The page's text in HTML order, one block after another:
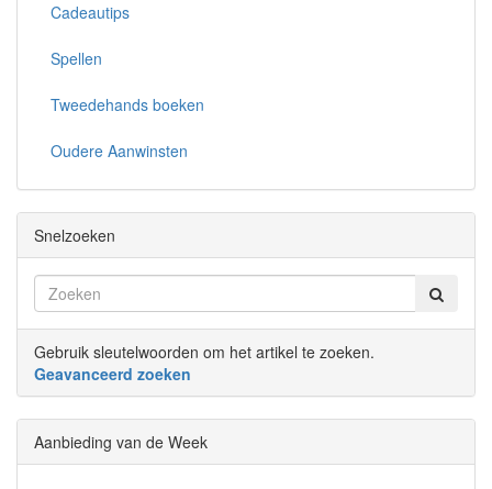
Cadeautips
Spellen
Tweedehands boeken
Oudere Aanwinsten
Snelzoeken
Gebruik sleutelwoorden om het artikel te zoeken.
Geavanceerd zoeken
Aanbieding van de Week